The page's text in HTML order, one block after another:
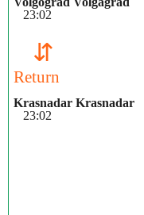
23:02
⇵
Return
Krasnadar Krasnadar
23:02